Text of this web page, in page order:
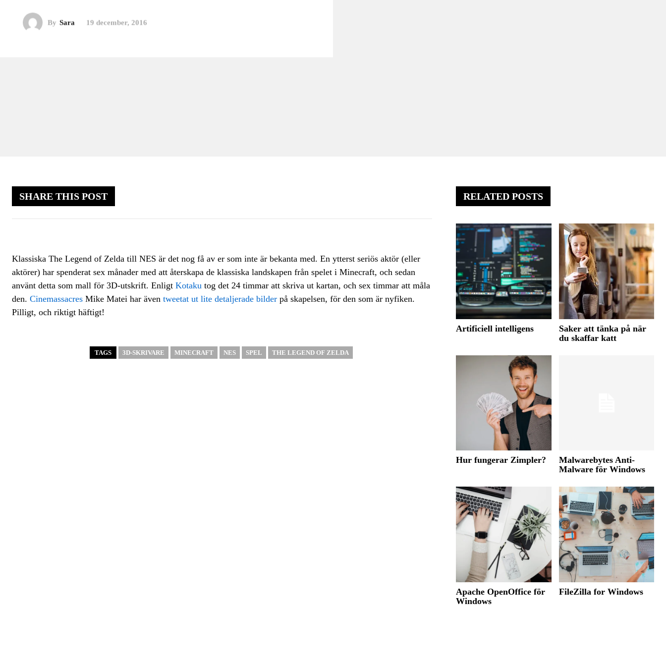
By Sara 19 december, 2016
SHARE THIS POST
Klassiska The Legend of Zelda till NES är det nog få av er som inte är bekanta med. En ytterst seriös aktör (eller
aktörer) har spenderat sex månader med att återskapa de klassiska landskapen från spelet i Minecraft, och sedan
använt detta som mall för 3D-utskrift. Enligt Kotaku tog det 24 timmar att skriva ut kartan, och sex timmar att måla
den. Cinemassacres Mike Matei har även tweetat ut lite detaljerade bilder på skapelsen, för den som är nyfiken.
Pilligt, och riktigt häftigt!
TAGS 3D-SKRIVARE MINECRAFT NES SPEL THE LEGEND OF ZELDA
RELATED POSTS
Artificiell intelligens
Saker att tänka på när
du skaffar katt
Hur fungerar Zimpler?
Malwarebytes Anti-
Malware för Windows
Apache OpenOffice för
Windows
FileZilla for Windows